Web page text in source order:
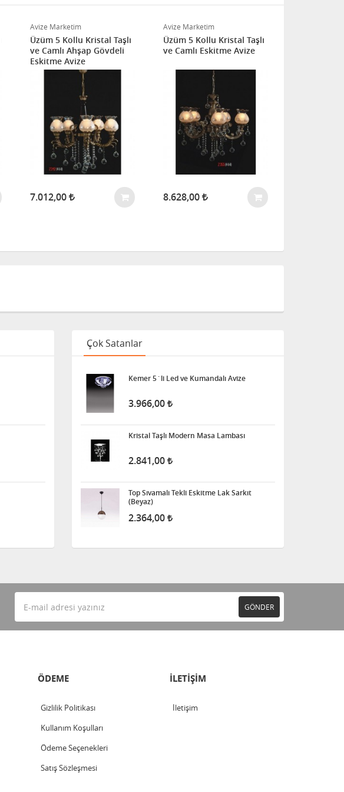
Avize Marketim
Üzüm 5 Kollu Kristal Taşlı
ve Camlı Ahşap Gövdeli
Eskitme Avize
7.012,00
Avize Marketim
Üzüm 5 Kollu Kristal Taşlı
ve Camlı Eskitme Avize
8.628,00
Çok Satanlar
Kemer 5´li Led ve Kumandalı Avize
3.966,00
Kristal Taşlı Modern Masa Lambası
2.841,00
Top Sıvamalı Tekli Eskitme Lak Sarkıt
(Beyaz)
2.364,00
GÖNDER
ÖDEME
Gizlilik Politikası
Kullanım Koşulları
Ödeme Seçenekleri
Satış Sözleşmesi
İLETİŞİM
İletişim